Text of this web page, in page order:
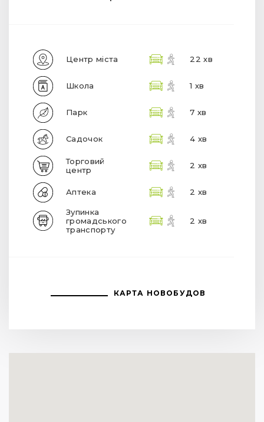
Центр міста 22 хв
Школа 1 хв
Парк 7 хв
Садочок 4 хв
Торговий
центр
2 хв
Аптека 2 хв
Зупинка
громадського
транспорту
2 хв
КАРТА НОВОБУДОВ